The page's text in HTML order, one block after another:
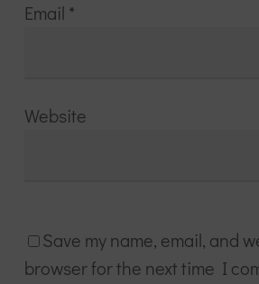
Email *
Website
Save my name, email, and
browser for the next time I